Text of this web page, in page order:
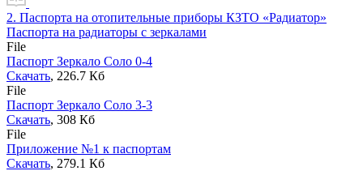
2. Паспорта на отопительные приборы КЗТО «Радиатор»
Паспорта на радиаторы с зеркалами
File
Паспорт Зеркало Соло 0-4
Скачать, 226.7 Кб
File
Паспорт Зеркало Соло 3-3
Скачать, 308 Кб
File
Приложение №1 к паспортам
Скачать, 279.1 Кб